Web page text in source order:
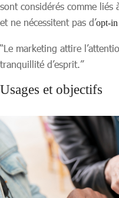
sont considérés comme liés
et ne nécessitent pas d’opt-in
“Le marketing attire
tranquillité d’esprit.”
Usages et objectifs